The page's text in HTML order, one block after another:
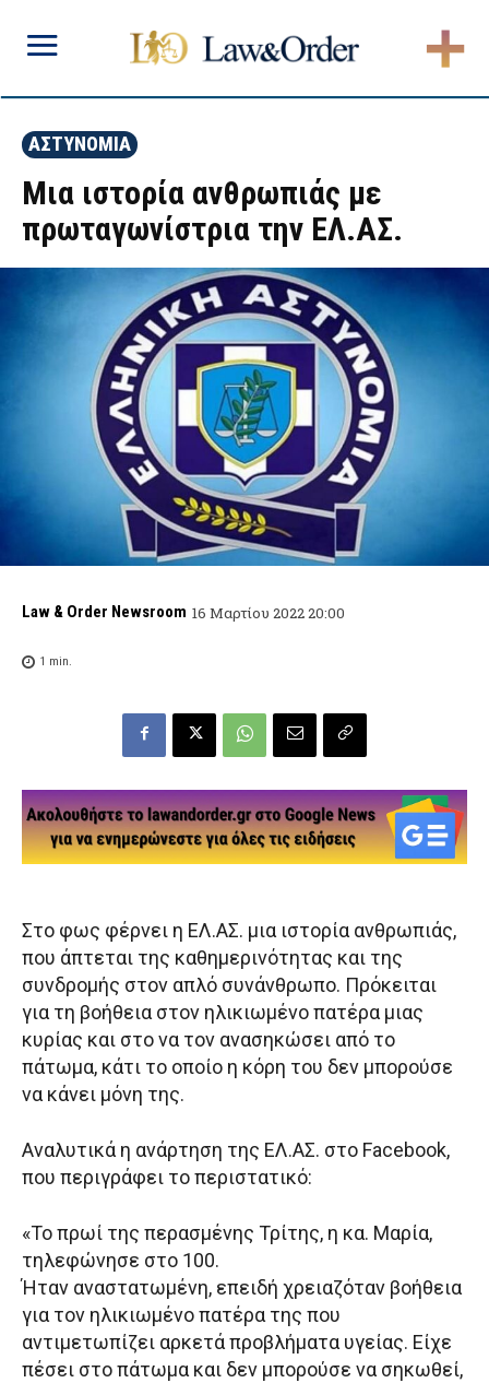
ΑΣΤΥΝΟΜΙΑ
Μια ιστορία ανθρωπιάς με
πρωταγωνίστρια την ΕΛ.ΑΣ.
Law & Order Newsroom 16 Μαρτίου 2022 20:00
1 min.
Στο φως φέρνει η ΕΛ.ΑΣ. μια ιστορία ανθρωπιάς,
που άπτεται της καθημερινότητας και της
συνδρομής στον απλό συνάνθρωπο. Πρόκειται
για τη βοήθεια στον ηλικιωμένο πατέρα μιας
κυρίας και στο να τον ανασηκώσει από το
πάτωμα, κάτι το οποίο η κόρη του δεν μπορούσε
να κάνει μόνη της.
Αναλυτικά η ανάρτηση της ΕΛ.ΑΣ. στο Facebook,
που περιγράφει το περιστατικό:
«Το πρωί της περασμένης Τρίτης, η κα. Μαρία,
τηλεφώνησε στο 100.
Ήταν αναστατωμένη, επειδή χρειαζόταν βοήθεια
για τον ηλικιωμένο πατέρα της που
αντιμετωπίζει αρκετά προβλήματα υγείας. Είχε
πέσει στο πάτωμα και δεν μπορούσε να σηκωθεί,